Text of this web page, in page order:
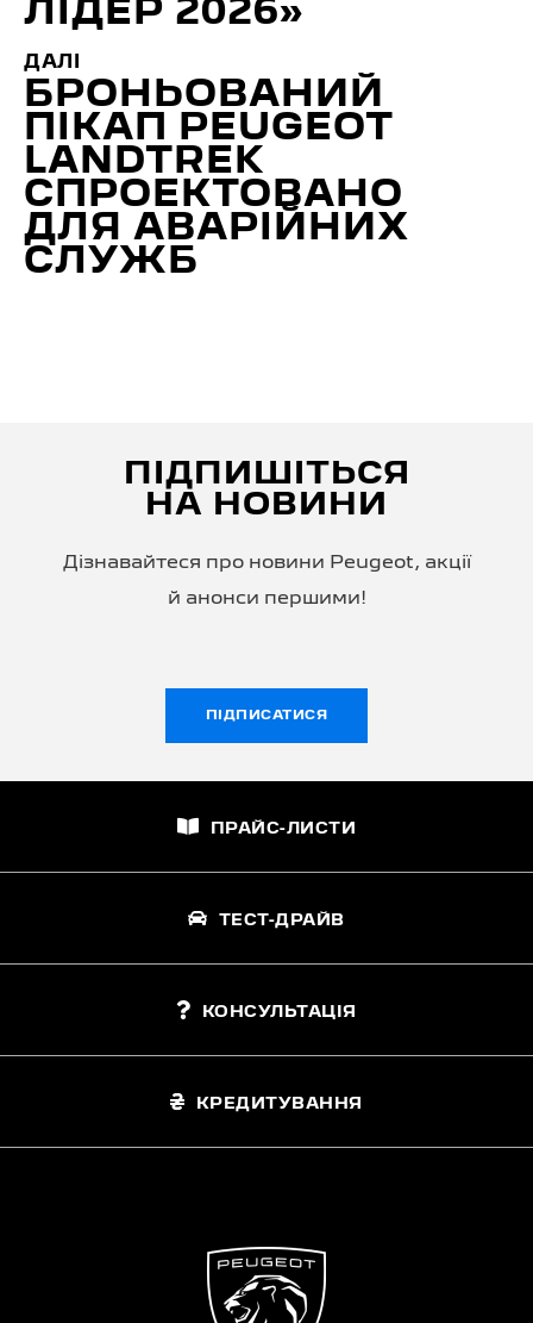
ЛІДЕР 2026»
ДАЛІ
БРОНЬОВАНИЙ
ПІКАП PEUGEOT
LANDTREK
СПРОЕКТОВАНО
ДЛЯ АВАРІЙНИХ
СЛУЖБ
ПІДПИШІТЬСЯ
НА НОВИНИ
Дізнавайтеся про новини Peugeot, акції
й анонси першими!
ПІДПИСАТИСЯ
ПРАЙС-ЛИСТИ
ТЕСТ-ДРАЙВ
КОНСУЛЬТАЦІЯ
КРЕДИТУВАННЯ